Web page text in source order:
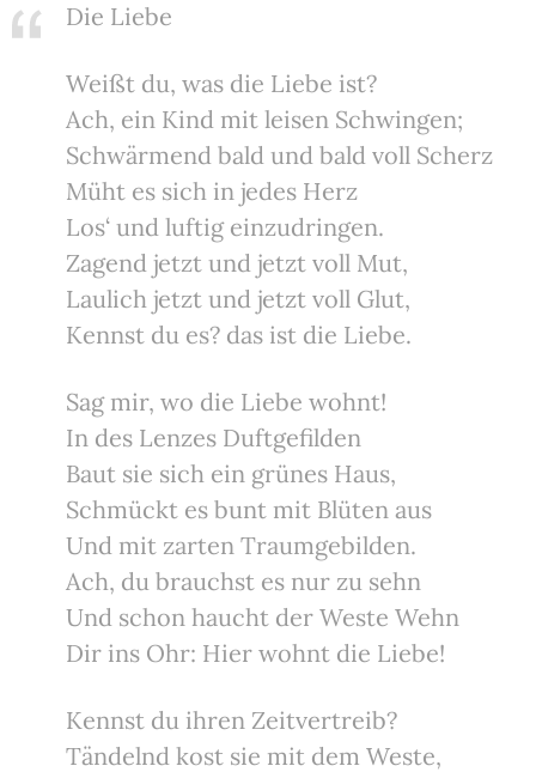
Die Liebe
Weißt du, was die Liebe ist?
Ach, ein Kind mit leisen Schwingen;
Schwärmend bald und bald voll Scherz
Müht es sich in jedes Herz
Los‘ und luftig einzudringen.
Zagend jetzt und jetzt voll Mut,
Laulich jetzt und jetzt voll Glut,
Kennst du es? das ist die Liebe.
Sag mir, wo die Liebe wohnt!
In des Lenzes Duftgefilden
Baut sie sich ein grünes Haus,
Schmückt es bunt mit Blüten aus
Und mit zarten Traumgebilden.
Ach, du brauchst es nur zu sehn
Und schon haucht der Weste Wehn
Dir ins Ohr: Hier wohnt die Liebe!
Kennst du ihren Zeitvertreib?
Tändelnd kost sie mit dem Weste,